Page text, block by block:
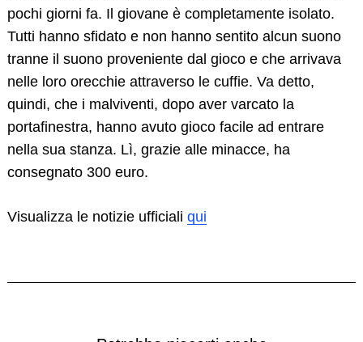
pochi giorni fa. Il giovane è completamente isolato.
Tutti hanno sfidato e non hanno sentito alcun suono
tranne il suono proveniente dal gioco e che arrivava
nelle loro orecchie attraverso le cuffie. Va detto,
quindi, che i malviventi, dopo aver varcato la
portafinestra, hanno avuto gioco facile ad entrare
nella sua stanza. Lì, grazie alle minacce, ha
consegnato 300 euro.
Visualizza le notizie ufficiali qui